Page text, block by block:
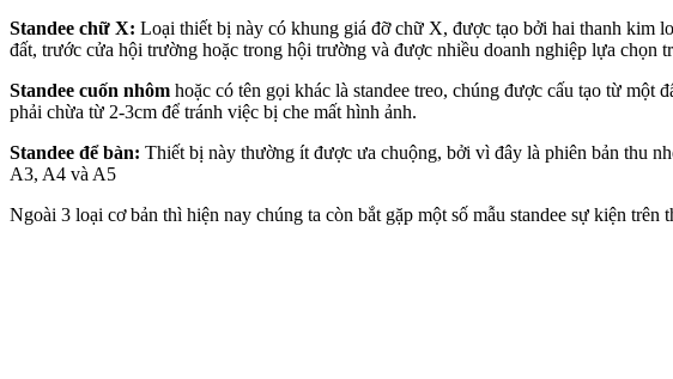
Standee chữ X: Loại thiết bị này có khung giá đỡ chữ X, được tạo bởi hai thanh kim
đất, trước cửa hội trường hoặc trong hội trường và được nhiều doanh nghiệp lựa chọn
Standee cuốn nhôm hoặc có tên gọi khác là standee treo, chúng được cấu tạo từ
phải chừa từ 2-3cm để tránh việc bị che mất hình ảnh.
Standee để bàn: Thiết bị này thường ít được ưa chuộng, bởi vì đây là phiên bản thu
A3, A4 và A5
Ngoài 3 loại cơ bản thì hiện nay chúng ta còn bắt gặp một số mẫu standee sự kiện trên